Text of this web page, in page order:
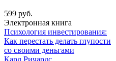
599 руб.
Электронная книга
Психология инвестирования:
Как перестать делать глупости
со своими деньгами
Карл Ричардс